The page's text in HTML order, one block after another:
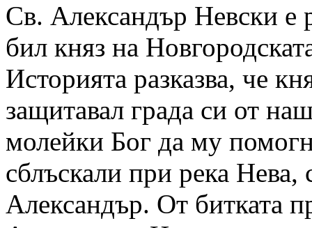
Св. Александър Невски е
бил княз на
Историята разказва, че
защитавал града си от
молейки Бог да му
сблъскали при река Нева,
Александър. От битката